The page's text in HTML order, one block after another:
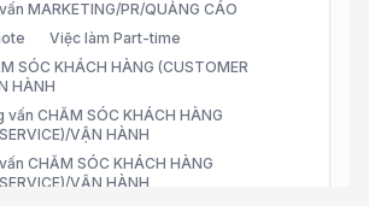
MARKETING/PR/QUẢNG CÁO
Việc làm Part-time
SÓC KHÁCH HÀNG (CUSTOMER
HÀNH
vấn CHĂM SÓC KHÁCH HÀNG
VẬN HÀNH
CHĂM SÓC KHÁCH HÀNG
VẬN HÀNH